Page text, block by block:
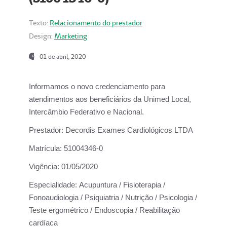
Texto: Relacionamento do prestador
Design: Marketing
01 de abril, 2020
Informamos o novo credenciamento para
atendimentos aos beneficiários da Unimed Local,
Intercâmbio Federativo e Nacional.
Prestador: Decordis Exames Cardiológicos LTDA
Matrícula: 51004346-0
Vigência: 01/05/2020
Especialidade: Acupuntura / Fisioterapia /
Fonoaudiologia / Psiquiatria / Nutrição / Psicologia /
Teste ergométrico / Endoscopia / Reabilitação
cardíaca